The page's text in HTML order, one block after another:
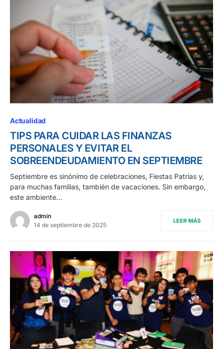
Actualidad
TIPS PARA CUIDAR LAS FINANZAS
PERSONALES Y EVITAR EL
SOBREENDEUDAMIENTO EN SEPTIEMBRE
Septiembre es sinónimo de celebraciones, Fiestas Patrias y,
para muchas familias, también de vacaciones. Sin embargo,
este ambiente…
admin
14 de septiembre de 2025
LEER MÁS